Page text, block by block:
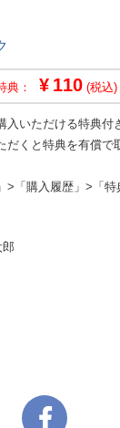
典： 110 (税込)
入いただける特典付
だくと特典を有償で
>「購入履歴」>「特